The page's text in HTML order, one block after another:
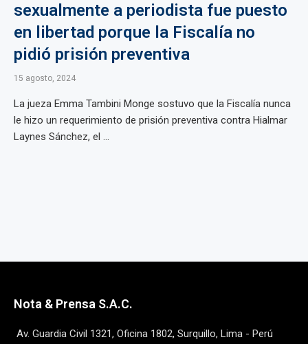
sexualmente a periodista fue puesto
en libertad porque la Fiscalía no
pidió prisión preventiva
15 agosto, 2024
La jueza Emma Tambini Monge sostuvo que la Fiscalía nunca
le hizo un requerimiento de prisión preventiva contra Hialmar
Laynes Sánchez, el ...
Nota & Prensa S.A.C.
Av. Guardia Civil 1321, Oficina 1802, Surquillo, Lima - Perú